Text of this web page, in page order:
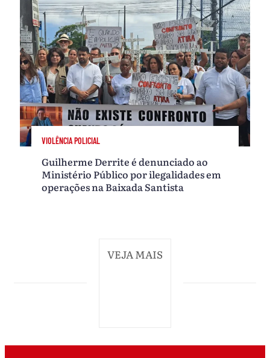
VIOLÊNCIA POLICIAL
Guilherme Derrite é denunciado ao
Ministério Público por ilegalidades em
operações na Baixada Santista
VEJA MAIS